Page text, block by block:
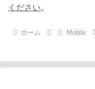
ください。
ホーム Mobile